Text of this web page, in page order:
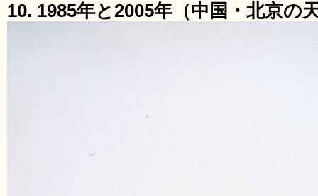
10. 1985年と2005年（中国・北京の